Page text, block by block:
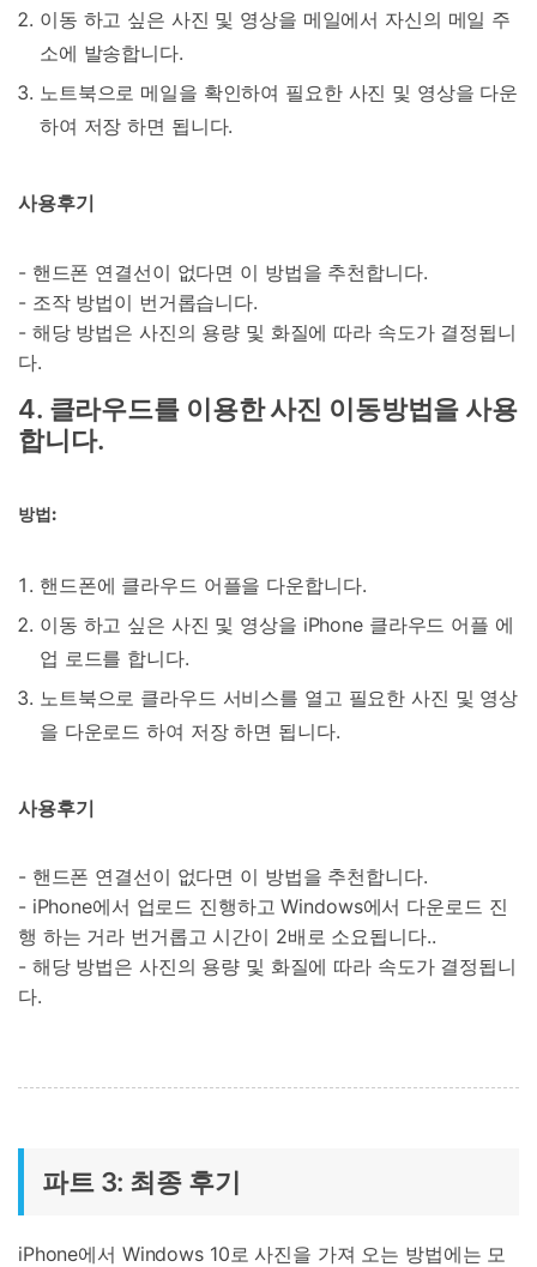
이동 하고 싶은 사진 및 영상을 메일에서 자신의 메일 주
소에 발송합니다.
노트북으로 메일을 확인하여 필요한 사진 및 영상을 다운
하여 저장 하면 됩니다.
사용후기
- 핸드폰 연결선이 없다면 이 방법을 추천합니다.
- 조작 방법이 번거롭습니다.
- 해당 방법은 사진의 용량 및 화질에 따라 속도가 결정됩니
다.
4. 클라우드를 이용한 사진 이동방법을 사용
합니다.
방법:
핸드폰에 클라우드 어플을 다운합니다.
이동 하고 싶은 사진 및 영상을 iPhone 클라우드 어플 에
업 로드를 합니다.
노트북으로 클라우드 서비스를 열고 필요한 사진 및 영상
을 다운로드 하여 저장 하면 됩니다.
사용후기
- 핸드폰 연결선이 없다면 이 방법을 추천합니다.
- iPhone에서 업로드 진행하고 Windows에서 다운로드 진
행 하는 거라 번거롭고 시간이 2배로 소요됩니다..
- 해당 방법은 사진의 용량 및 화질에 따라 속도가 결정됩니
다.
파트 3: 최종 후기
iPhone에서 Windows 10로 사진을 가져 오는 방법에는 모